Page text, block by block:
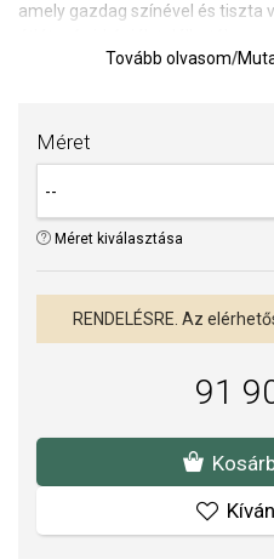
amely gazdag színével és tiszta
finom csillogást kölcsönöznek
TIPP:Gyűrűméret
A SOFIA a THOMAS SABO
benne, hogy eredeti ékszert
Tovább olvasom/
Méret
Méret kiválasztása
RENDELÉSRE. Az
91